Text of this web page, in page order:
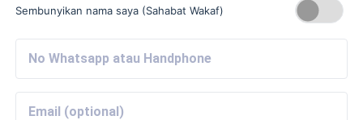
Sembunyikan nama saya (Sahabat Wakaf)